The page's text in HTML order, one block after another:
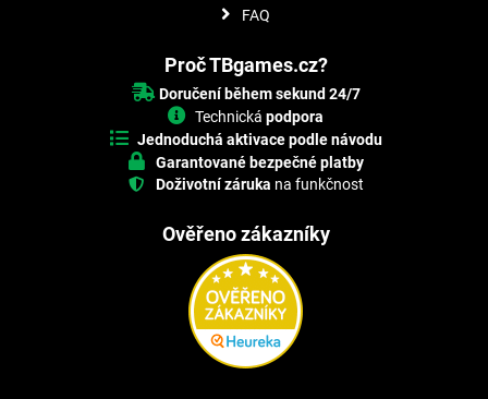
FAQ
Proč TBgames.cz?
Doručení během sekund 24/7
Technickápodpora
Jednoduchá aktivace podle návodu
Garantované bezpečné platby
Doživotní záruka na funkčnost
Ověřeno zákazníky